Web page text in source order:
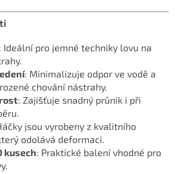
: Ideální pro jemné techniky lovu na
: Minimalizuje odpor ve vodě a
chování nástrahy.
: Zajišťuje snadný průnik i při
jsou vyrobeny z kvalitního
odolává deformaci.
kusech: Praktické balení vhodné pro